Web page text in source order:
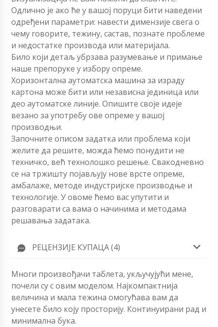
Одлично је ако ће у вашој поруци бити наведени
одређени параметри: навести димензије свега о
чему говорите, тежину, састав, познате проблеме
и недостатке производа или материјала.
Било који детаљ убрзава разумевање и примање
наше препоруке у избору опреме.
Хоризонтална аутоматска машина за израду
картона може бити или независна јединица или
део аутоматске линије. Опишите своје идеје
везано за употребу ове опреме у вашој
производњи.
Започните описом задатка или проблема који
желите да решите, можда ћемо понудити не
техничко, већ технолошко решење. Свакодневно
се на тржишту појављују нове врсте опреме,
амбалаже, методе индустријске производње и
технологије. У овоме ћемо вас упутити и
разговарати са вама о начинима и методама
решавања задатака.
РЕЦЕНЗИЈЕ КУПАЦА (4)
Многи произвођачи таблета, укључујући мене,
почели су с овим моделом. Најкомпактнија
величина и мала тежина омогућава вам да
унесете било коју просторију. Континуирани рад и
минимална бука.